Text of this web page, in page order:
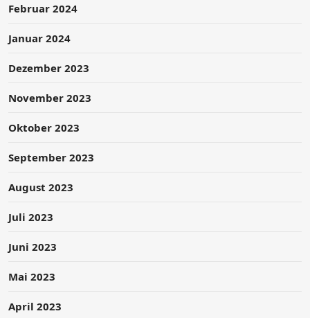
Februar 2024
Januar 2024
Dezember 2023
November 2023
Oktober 2023
September 2023
August 2023
Juli 2023
Juni 2023
Mai 2023
April 2023